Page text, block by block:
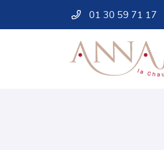
01 30 59 71 17
78550 Houdan
01 30 59 71 17